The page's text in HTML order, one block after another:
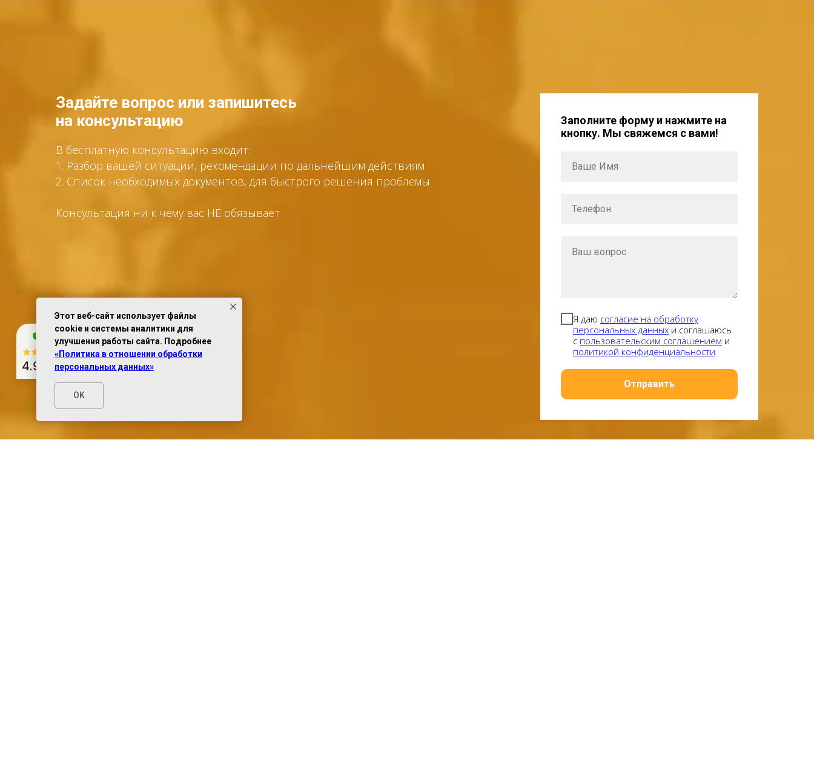
Задайте вопрос или запишитесь
на консультацию
В бесплатную консультацию входит:
1. Разбор вашей ситуации, рекомендации по дальнейшим действиям
2. Список необходимых документов, для быстрого решения проблемы
Консультация ни к чему вас НЕ обязывает
Заполните форму и нажмите на
кнопку. Мы свяжемся с вами!
Я даю согласие на обработку
персональных данных и соглашаюсь
с пользовательским соглашением и
политикой конфиденциальности
Отправить
Этот веб-сайт использует файлы
cookie и системы аналитики для
улучшения работы сайта. Подробнее
«Политика в отношении обработки
персональных данных»
OK
4.9 из 5